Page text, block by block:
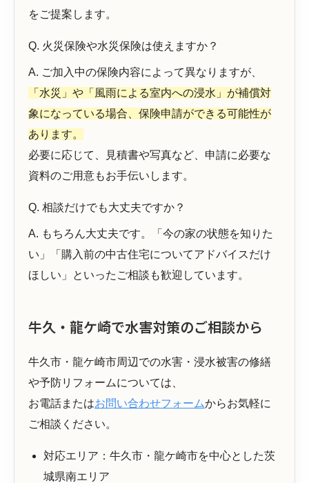
をご提案します。
Q. 火災保険や水災保険は使えますか？
A. ご加入中の保険内容によって異なりますが、
「水災」や「風雨による室内への浸水」が補償対
象になっている場合、保険申請ができる可能性が
あります。
必要に応じて、見積書や写真など、申請に必要な
資料のご用意もお手伝いします。
Q. 相談だけでも大丈夫ですか？
A. もちろん大丈夫です。「今の家の状態を知りた
い」「購入前の中古住宅についてアドバイスだけ
ほしい」といったご相談も歓迎しています。
牛久・龍ケ崎で水害対策のご相談から
牛久市・龍ケ崎市周辺での水害・浸水被害の修繕
や予防リフォームについては、
お電話またはお問い合わせフォームからお気軽に
ご相談ください。
対応エリア：牛久市・龍ケ崎市を中心とした茨
城県南エリア